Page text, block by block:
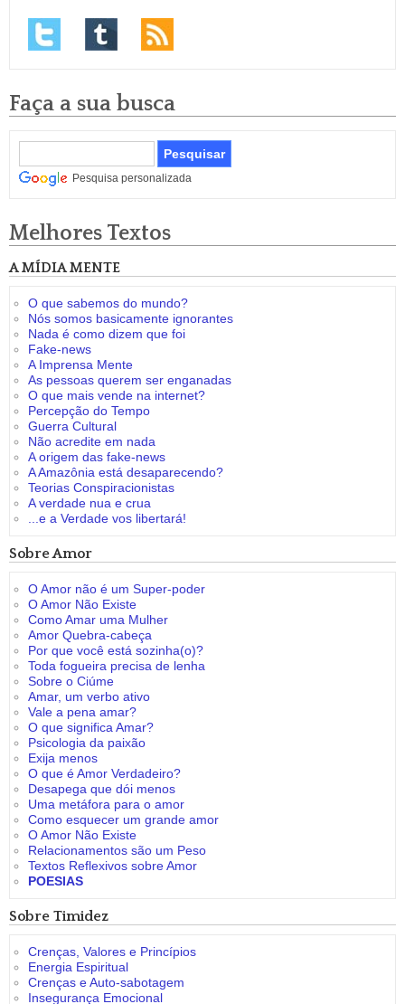
Faça a sua busca
Pesquisa personalizada
Melhores Textos
A MÍDIA MENTE
O que sabemos do mundo?
Nós somos basicamente ignorantes
Nada é como dizem que foi
Fake-news
A Imprensa Mente
As pessoas querem ser enganadas
O que mais vende na internet?
Percepção do Tempo
Guerra Cultural
Não acredite em nada
A origem das fake-news
A Amazônia está desaparecendo?
Teorias Conspiracionistas
A verdade nua e crua
...e a Verdade vos libertará!
Sobre Amor
O Amor não é um Super-poder
O Amor Não Existe
Como Amar uma Mulher
Amor Quebra-cabeça
Por que você está sozinha(o)?
Toda fogueira precisa de lenha
Sobre o Ciúme
Amar, um verbo ativo
Vale a pena amar?
O que significa Amar?
Psicologia da paixão
Exija menos
O que é Amor Verdadeiro?
Desapega que dói menos
Uma metáfora para o amor
Como esquecer um grande amor
O Amor Não Existe
Relacionamentos são um Peso
Textos Reflexivos sobre Amor
POESIAS
Sobre Timidez
Crenças, Valores e Princípios
Energia Espiritual
Crenças e Auto-sabotagem
Insegurança Emocional